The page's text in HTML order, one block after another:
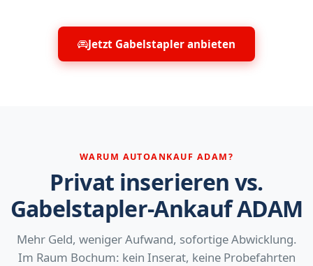
Jetzt Gabelstapler anbieten
WARUM AUTOANKAUF ADAM?
Privat inserieren vs.
Gabelstapler-Ankauf ADAM
Mehr Geld, weniger Aufwand, sofortige Abwicklung.
Im Raum Bochum: kein Inserat, keine Probefahrten